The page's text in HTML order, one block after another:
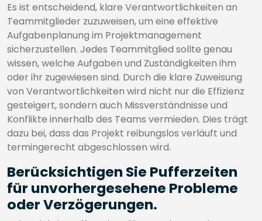
Es ist entscheidend, klare Verantwortlichkeiten an
Teammitglieder zuzuweisen, um eine effektive
Aufgabenplanung im Projektmanagement
sicherzustellen. Jedes Teammitglied sollte genau
wissen, welche Aufgaben und Zuständigkeiten ihm
oder ihr zugewiesen sind. Durch die klare Zuweisung
von Verantwortlichkeiten wird nicht nur die Effizienz
gesteigert, sondern auch Missverständnisse und
Konflikte innerhalb des Teams vermieden. Dies trägt
dazu bei, dass das Projekt reibungslos verläuft und
termingerecht abgeschlossen wird.
Berücksichtigen Sie Pufferzeiten
für unvorhergesehene Probleme
oder Verzögerungen.